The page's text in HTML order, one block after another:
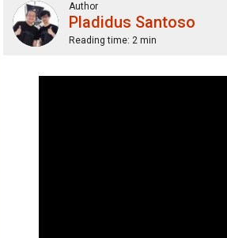
Author
Pladidus Santoso
Reading time: 2 min